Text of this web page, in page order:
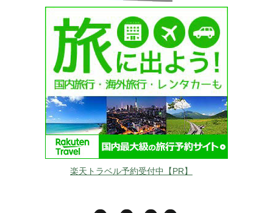
楽天トラベル予約受付中【PR】